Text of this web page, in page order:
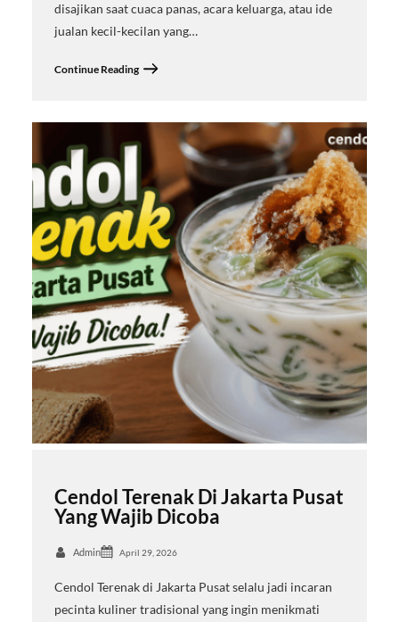
disajikan saat cuaca panas, acara keluarga, atau ide
jualan kecil-kecilan yang…
Continue Reading
Cendol Terenak Di Jakarta Pusat
Yang Wajib Dicoba
Admin April 29, 2026
Cendol Terenak di Jakarta Pusat selalu jadi incaran
pecinta kuliner tradisional yang ingin menikmati